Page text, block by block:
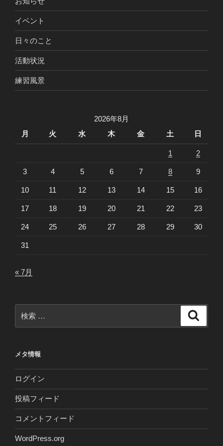
イベント
日々のこと
活動状況
練習風景
2026年8月
月
火 水 木 金 土 日
1 2
3 4 5 6 7 8 9
10 11 12 13 14 15 16
17 18 19 20 21 22 23
24 25 26 27 28 29 30
31
« 7月
索:
メタ情報
ログイン
投稿フィード
コメントフィード
WordPress.org